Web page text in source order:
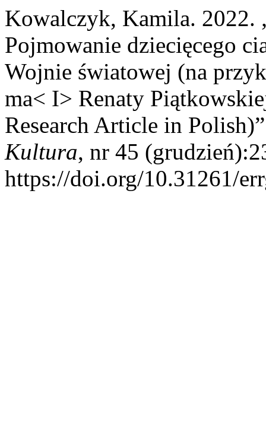
Kowalczyk, Kamila. 2022.
Pojmowanie dziecięcego
Wojnie światowej (na
ma< I> Renaty
Research Article in
Kultura, nr 45
https://doi.org/10.31261/